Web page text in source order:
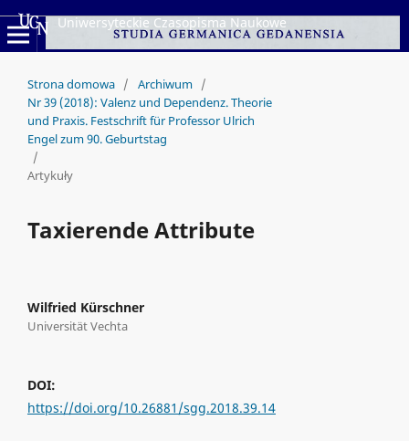
Uniwersyteckie Czasopisma Naukowe
Strona domowa / Archiwum /
Nr 39 (2018): Valenz und Dependenz. Theorie
und Praxis. Festschrift für Professor Ulrich
Engel zum 90. Geburtstag
/
Artykuły
Taxierende Attribute
Wilfried Kürschner
Universität Vechta
DOI:
https://doi.org/10.26881/sgg.2018.39.14